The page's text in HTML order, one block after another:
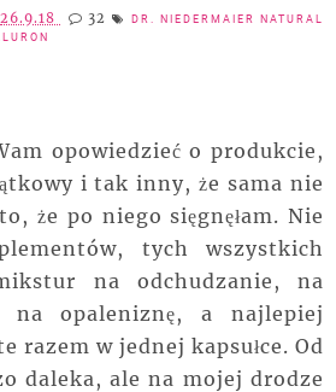
26.9.18 32
DR. NIEDERMAIER NATURAL
opowiedzieć o produkcie,
i tak inny, że sama nie
że po niego sięgnęłam. Nie
tych wszystkich
na odchudzanie, na
na opaleniznę, a najlepiej
razem w jednej kapsułce. Od
daleka, ale na mojej drodze